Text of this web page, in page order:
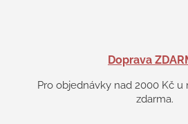
Doprava
Pro objednávky nad 2000 Kč u
zdarma.